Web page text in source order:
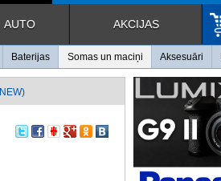
AUTO AKCIJAS
Baterijas Somas un maciņi Aksesuāri